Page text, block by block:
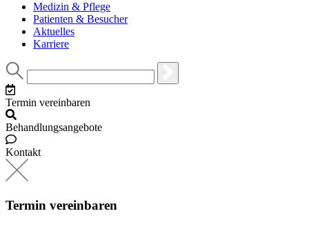
Medizin & Pflege
Patienten & Besucher
Aktuelles
Karriere
Termin vereinbaren
Behandlungsangebote
Kontakt
Termin vereinbaren